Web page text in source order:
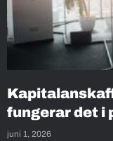
fungerar det i
juni 1, 2026